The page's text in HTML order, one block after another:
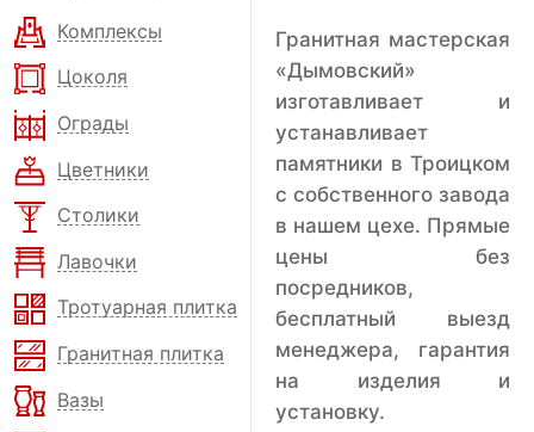
Комплексы
Цоколя
Ограды
Цветники
Столики
Лавочки
Тротуарная плитка
Гранитная плитка
Вазы
Гранитная мастерская
«Дымовский»
изготавливает и
устанавливает
памятники в Троицком
с собственного завода
в нашем цехе. Прямые
цены без
посредников,
бесплатный выезд
менеджера, гарантия
на изделия и
установку.